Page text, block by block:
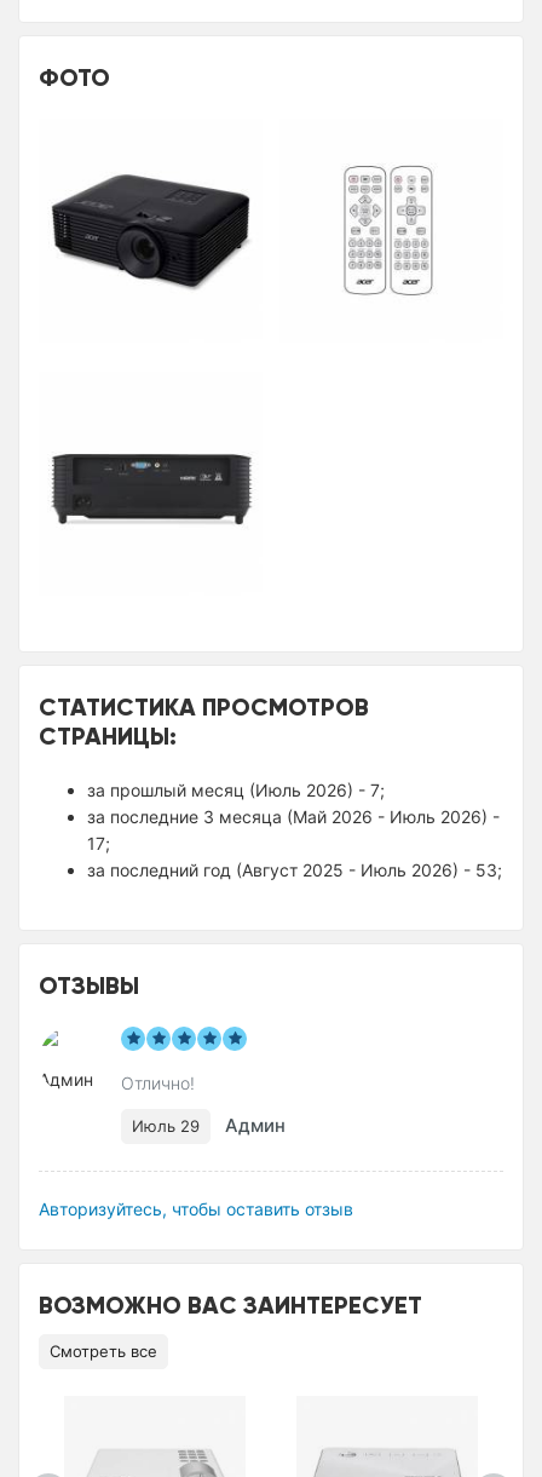
ФОТО
СТАТИСТИКА ПРОСМОТРОВ
СТРАНИЦЫ:
за прошлый месяц (Июль 2026) - 7;
за последние 3 месяца (Май 2026 - Июль 2026) -
17;
за последний год (Август 2025 - Июль 2026) - 53;
ОТЗЫВЫ
Отлично!
Июль 29 Админ
Авторизуйтесь, чтобы оставить отзыв
ВОЗМОЖНО ВАС ЗАИНТЕРЕСУЕТ
Смотреть все